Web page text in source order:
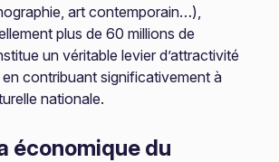
art contemporain…),
plus de 60 millions de
un véritable levier d’attractivité
contribuant significativement à
nationale.
économique du